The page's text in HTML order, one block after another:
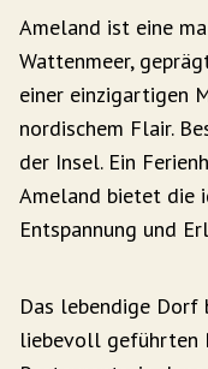
Ameland ist eine
Wattenmeer,
einer einzigartigen
nordischem Flair.
der Insel. Ein
Ameland bietet die
Entspannung und
Das lebendige
liebevoll geführten